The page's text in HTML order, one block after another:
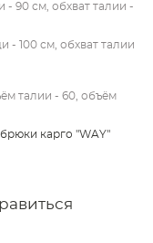
- 90 см, обхват талии -
- 100 см, обхват талии
талии - 60, объём
брюки карго "WAY"